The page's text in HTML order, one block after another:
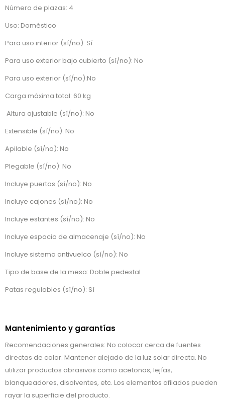
Número de plazas: 4
Uso: Doméstico
Para uso interior (sí/no): Sí
Para uso exterior bajo cubierto (sí/no): No
Para uso exterior (sí/no):No
Carga máxima total: 60 kg
Altura ajustable (sí/no): No
Extensible (sí/no): No
Apilable (sí/no): No
Plegable (sí/no): No
Incluye puertas (sí/no): No
Incluye cajones (sí/no): No
Incluye estantes (sí/no): No
Incluye espacio de almacenaje (sí/no): No
Incluye sistema antivuelco (sí/no): No
Tipo de base de la mesa: Doble pedestal
Patas regulables (sí/no): Sí
Mantenimiento y garantías
Recomendaciones generales: No colocar cerca de fuentes
directas de calor. Mantener alejado de la luz solar directa. No
utilizar productos abrasivos como acetonas, lejías,
blanqueadores, disolventes, etc. Los elementos afilados pueden
rayar la superficie del producto.